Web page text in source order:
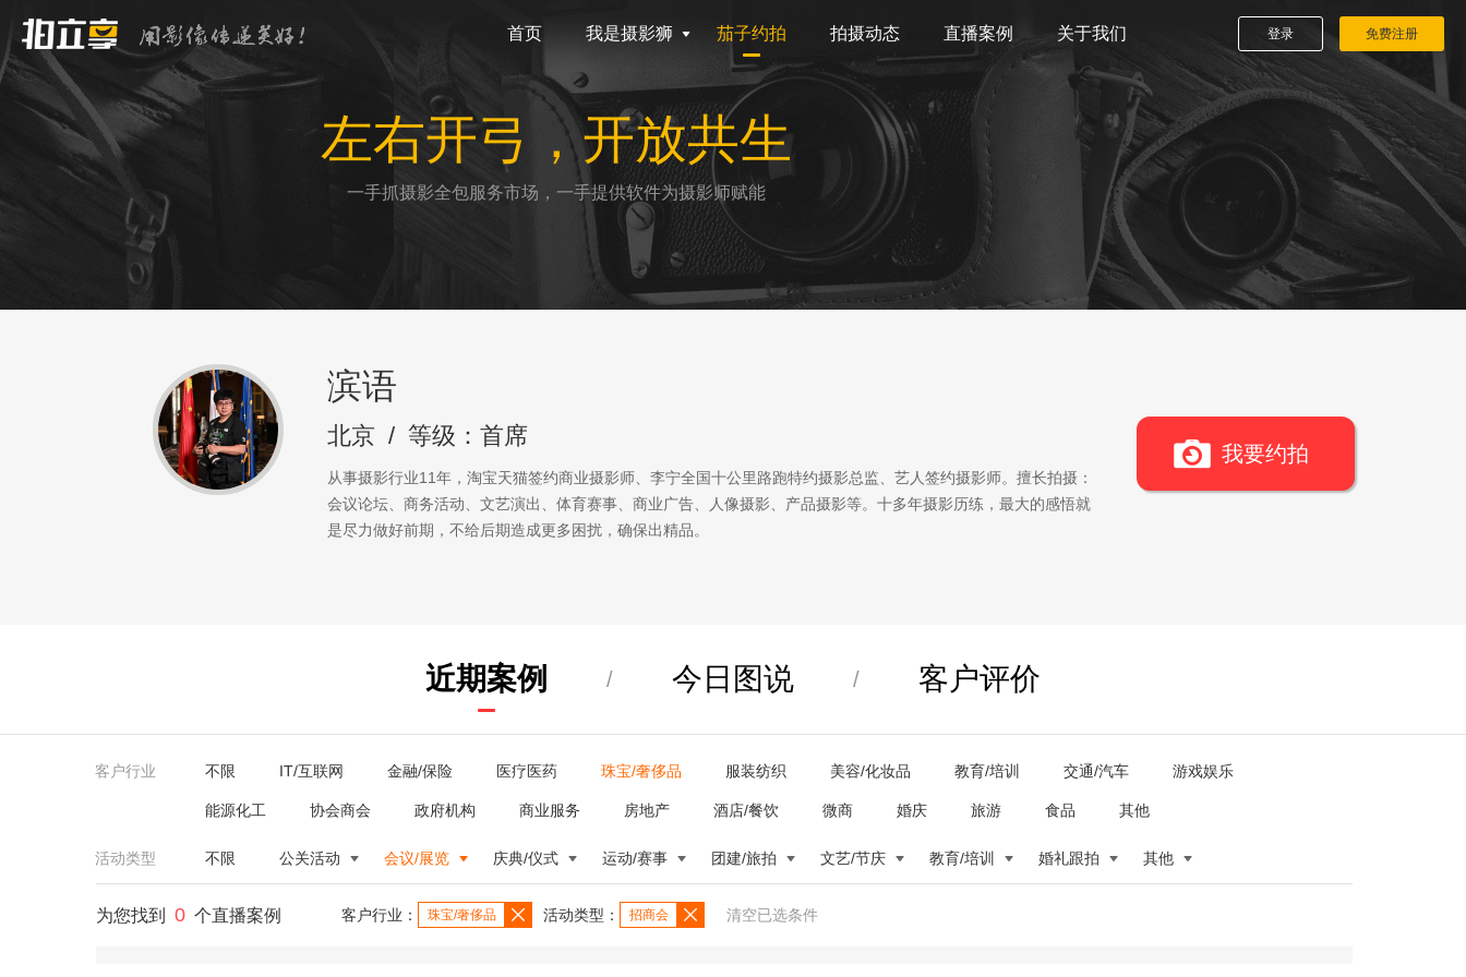
首页 我是摄影狮 茄子约拍 拍摄动态 直播案例 关于我们 登录 免费注册
左右开弓，开放共生
一手抓摄影全包服务市场，一手提供软件为摄影师赋能
滨语
北京 / 等级：首席
从事摄影行业11年，淘宝天猫签约商业摄影师、李宁全国十公里路跑特约摄影总监、艺人签约摄影师。擅长拍摄：
会议论坛、商务活动、文艺演出、体育赛事、商业广告、人像摄影、产品摄影等。十多年摄影历练，最大的感悟就
是尽力做好前期，不给后期造成更多困扰，确保出精品。
我要约拍
近期案例 / 今日图说 / 客户评价
客户行业 不限 IT/互联网 金融/保险 医疗医药 珠宝/奢侈品 服装纺织 美容/化妆品 教育/培训 交通/汽车 游戏娱乐
能源化工 协会商会 政府机构 商业服务 房地产 酒店/餐饮 微商 婚庆 旅游 食品 其他
活动类型 不限 公关活动 会议/展览 庆典/仪式 运动/赛事 团建/旅拍 文艺/节庆 教育/培训 婚礼跟拍 其他
为您找到 0 个直播案例 客户行业： 珠宝/奢侈品 活动类型： 招商会 清空已选条件